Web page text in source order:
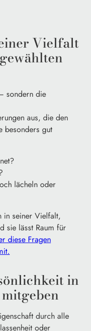
Vielfalt
sondern die
aus, die den
besonders gut
lächeln oder
in seiner Vielfalt,
sie lässt Raum für
diese Fragen
in
durch alle
oder